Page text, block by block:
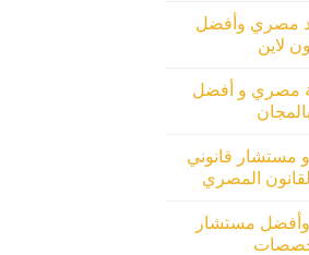
مصري وأفضل
لاين
مصري و أفضل
قانوني
المصري
مستشار